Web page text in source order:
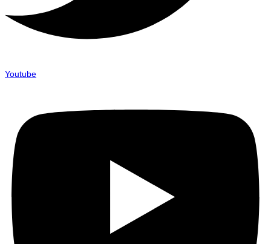
Youtube